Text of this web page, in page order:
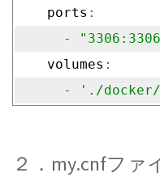
    ports
:
-
    volumes
:
-
'./
２．my.cnfファ